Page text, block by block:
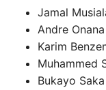
Jamal
Andre
Karim
Muhammed
Bukayo